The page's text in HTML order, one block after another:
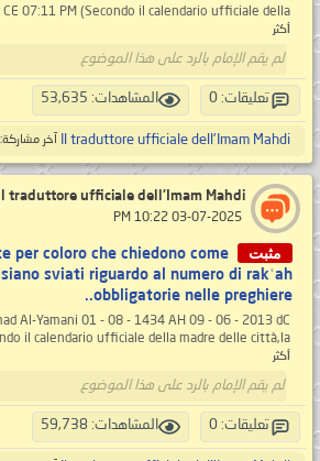
07:11 PM (Secondo il calendario ufficiale della...
أكثر
لم يقم الإمام بالرد على هذا الموضوع
تعليقات: 0 المشاهدات: 53,635
Il traduttore ufficiale dell'Imam Mahdi آخر مشاركة: 04-07-2025,
Il traduttore ufficiale dell'Imam Mahdi
مثبت
per coloro che chiedono come
sviati riguardo al numero di rakʿah
obbligatorie nelle preghiere..
Al-Yamani 01 - 08 - 1434 AH 09 - 06 - 2013 dC
il calendario ufficiale della madre delle città,la...
أكثر
لم يقم الإمام بالرد على هذا الموضوع
تعليقات: 0 المشاهدات: 59,738